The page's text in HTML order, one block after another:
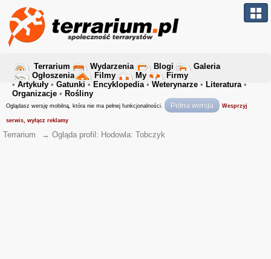
Terrarium Wydarzenia Blogi
Galeria
Ogłoszenia
Filmy My
Firmy
• Artykuły • Gatunki • Encyklopedia• Weterynarze • Literatura•
Organizacje • Rośliny
Oglądasz wersję mobilną, która nie ma pełnej funkcjonalności. Pełna wersja Wesprzyj
serwis, wyłącz reklamy
Terrarium → Ogląda profil: Hodowla: Tobczyk